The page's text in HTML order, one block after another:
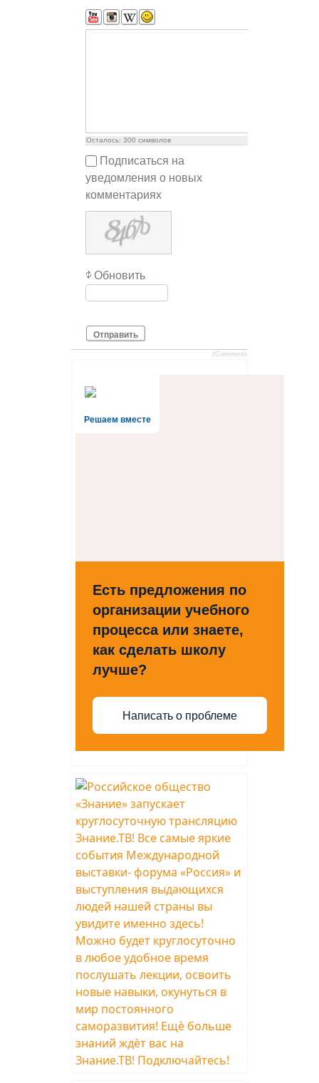
Осталось: 300 символов
Подписаться на
уведомления о новых
комментариях
Обновить
Отправить
JComments
Решаем вместе
Есть предложения по
организации учебного
процесса или знаете,
как сделать школу
лучше?
Написать о проблеме